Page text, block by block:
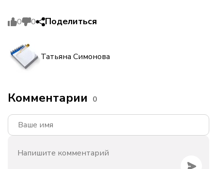
0 0 Поделиться
Татьяна Симонова
Комментарии 0